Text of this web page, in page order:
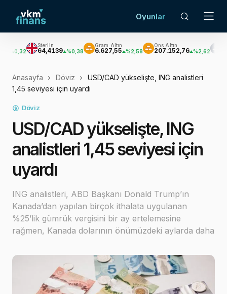
Oyunlar
Sterlin
64,4139 %0,38
Gram Altın
6.627,55 %2,58
Ons Altın
207.152,76 %2,62
Gümüş
3.033,47
Anasayfa Döviz
USD/CAD yükselişte, ING analistleri
1,45 seviyesi için uyardı
Döviz
USD/CAD yükselişte, ING
analistleri 1,45 seviyesi için
uyardı
ING analistleri, ABD Başkanı Donald Trump’ın
Kanada’dan yapılan birçok ithalata uygulanan
%25’lik gümrük vergisini bir ay ertelemesine
rağmen, Kanada dolarının önümüzdeki aylarda daha
doları üzerindeki baskı sürecekAnalistlere göre,
sabit bir %25’lik tari…